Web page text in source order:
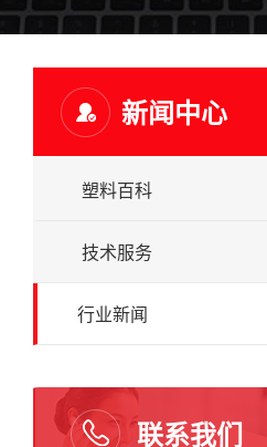
新闻中心
塑料百科
技术服务
行业新闻
联系我们